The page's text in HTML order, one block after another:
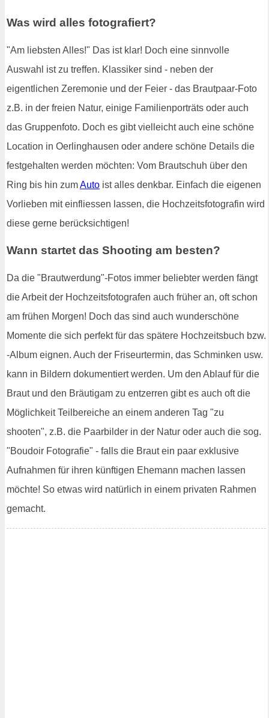
Was wird alles fotografiert?
"Am liebsten Alles!" Das ist klar! Doch eine sinnvolle
Auswahl ist zu treffen. Klassiker sind - neben der
eigentlichen Zeremonie und der Feier - das Brautpaar-Foto
z.B. in der freien Natur, einige Familienporträts oder auch
das Gruppenfoto. Doch es gibt vielleicht auch eine schöne
Location in Oerlinghausen oder andere schöne Details die
festgehalten werden möchten: Vom Brautschuh über den
Ring bis hin zumAuto ist alles denkbar. Einfach die eigenen
Vorlieben mit einfliessen lassen, die Hochzeitsfotografin wird
diese gerne berücksichtigen!
Wann startet das Shooting am besten?
Da die "Brautwerdung"-Fotos immer beliebter werden fängt
die Arbeit der Hochzeitsfotografen auch früher an, oft schon
am frühen Morgen! Doch das sind auch wunderschöne
Momente die sich perfekt für das spätere Hochzeitsbuch bzw.
-Album eignen. Auch der Friseurtermin, das Schminken usw.
kann in Bildern dokumentiert werden. Um den Ablauf für die
Braut und den Bräutigam zu entzerren gibt es auch oft die
Möglichkeit Teilbereiche an einem anderen Tag "zu
shooten", z.B. die Paarbilder in der Natur oder auch die sog.
"Boudoir Fotografie" - falls die Braut ein paar exklusive
Aufnahmen für ihren künftigen Ehemann machen lassen
möchte! So etwas wird natürlich in einem privaten Rahmen
gemacht.